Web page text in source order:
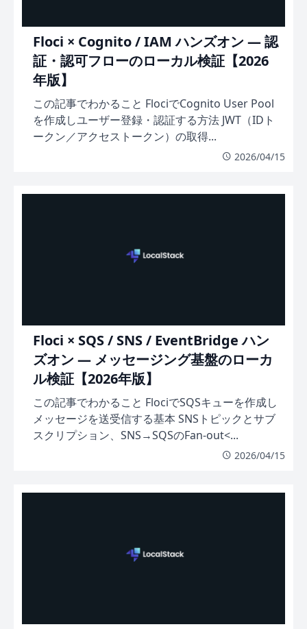
Floci × Cognito / IAM ハンズオン — 認
証・認可フローのローカル検証【2026
年版】
この記事でわかること FlociでCognito User Pool
を作成しユーザー登録・認証する方法 JWT（IDト
ークン／アクセストークン）の取得...
2026/04/15
Floci × SQS / SNS / EventBridge ハン
ズオン — メッセージング基盤のローカ
ル検証【2026年版】
この記事でわかること FlociでSQSキューを作成し
メッセージを送受信する基本 SNSトピックとサブ
スクリプション、SNS→SQSのFan-out<...
2026/04/15